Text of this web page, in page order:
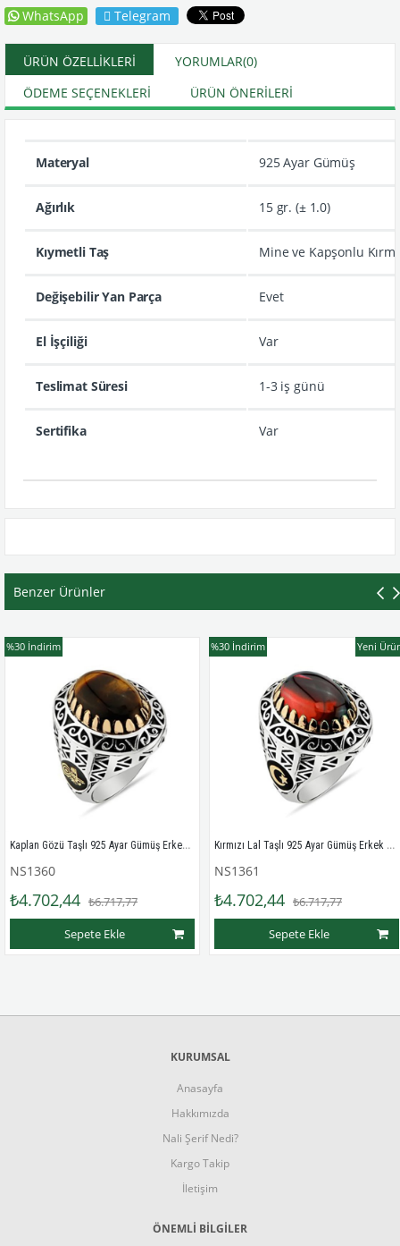
WhatsApp Telegram
ÜRÜN ÖZELLIKLERI YORUMLAR(0)
ÖDEME SEÇENEKLERI
ÜRÜN ÖNERILERI
Materyal 925 Ayar Gümüş
Ağırlık 15 gr. (± 1.0)
Kıymetli Taş Mine ve Kapşonlu
Değişebilir Yan Parça Evet
El İşçiliği Var
Teslimat Süresi 1-3 iş günü
Sertifika Var
Benzer Ürünler
Kaplan Gözü Taşlı 925 Ayar Gümüş Erkek Yüzük
₺6.717,77
Sepete Ekle
Kırmızı Lal Taşlı 925 Ayar Gümüş Erkek Yüzüğü
NS1361
₺4.702,44 ₺6.717,77
Sepete Ekle
İndirim Yeni Ürün %30
KURUMSAL
Anasayfa
Hakkımızda
Nali Şerif Nedi?
Kargo Takip
İletişim
ÖNEMLİ BİLGİLER